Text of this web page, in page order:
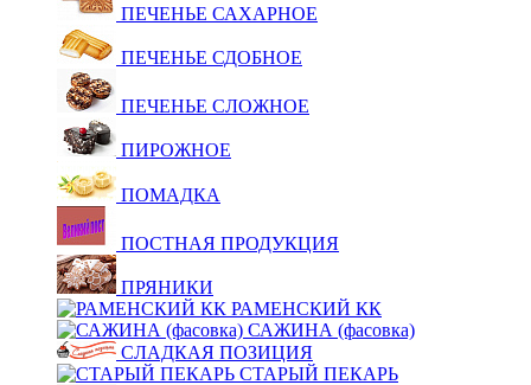
ПЕЧЕНЬЕ САХАРНОЕ
ПЕЧЕНЬЕ СДОБНОЕ
ПЕЧЕНЬЕ СЛОЖНОЕ
ПИРОЖНОЕ
ПОМАДКА
ПОСТНАЯ ПРОДУКЦИЯ
ПРЯНИКИ
РАМЕНСКИЙ КК
САЖИНА (фасовка)
СЛАДКАЯ ПОЗИЦИЯ
СТАРЫЙ ПЕКАРЬ